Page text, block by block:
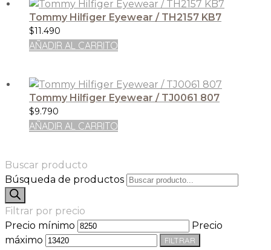
Tommy Hilfiger Eyewear / TH2157 KB7
$11.490
AÑADIR AL CARRITO
Tommy Hilfiger Eyewear / TJ0061 807
$9.790
AÑADIR AL CARRITO
Buscar producto
Búsqueda de productos
Filtrar por precio
Precio mínimo
Precio
máximo
FILTRAR